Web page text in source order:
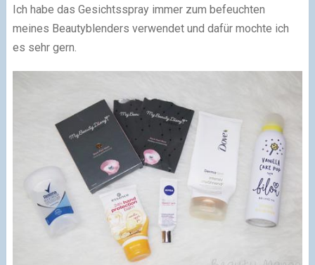
Ich habe das Gesichtsspray immer zum befeuchten
meines Beautyblenders verwendet und dafür mochte ich
es sehr gern.